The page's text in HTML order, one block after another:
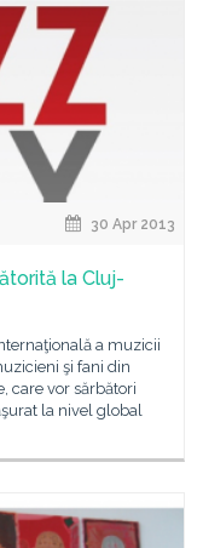
30 Apr 2013
la Cluj-
a muzicii
şi fani din
care vor sărbători
la nivel global